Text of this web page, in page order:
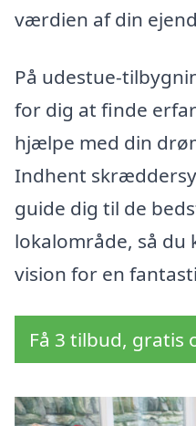
værdien af din
På udestue-
for dig at finde
hjælpe med din
Indhent
guide dig til de
lokalområde, så du
vision for en
Få 3 tilbud, gratis